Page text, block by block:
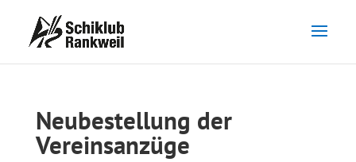
Neubestellung der
Vereinsanzüge